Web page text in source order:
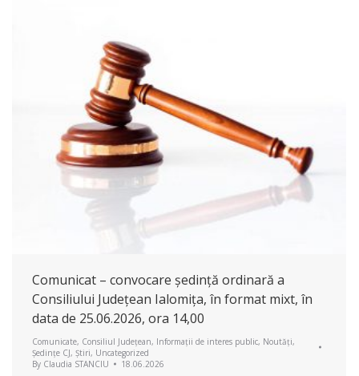
Comunicat – convocare ședință ordinară a
Consiliului Județean Ialomița, în format mixt, în
data de 25.06.2026, ora 14,00
Comunicate, Consiliul Județean, Informații de interes public, Noutăți,
Ședințe CJ, Știri, Uncategorized
By Claudia STANCIU 18.06.2026